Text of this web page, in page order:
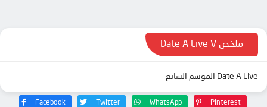
ملخص Date A Live V
Date A Live الموسم السابع
Facebook Twitter WhatsApp Pinterest